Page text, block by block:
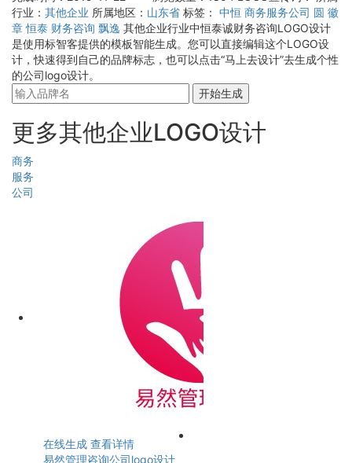
行业： 其他企业 所属地区： 山东省 标签： 中恒 商务服务公司 圆 徽
章 恒泰 财务咨询 飘逸 其他企业行业中恒泰诚财务咨询LOGO设计
是使用标智客提供的模板智能生成。您可以直接编辑这个LOGO设
计，快速得到自己的品牌标志，也可以点击“马上去设计”去生成个性
的公司logo设计。
开始生成
更多其他企业LOGO设计
商务
服务
公司
在线生成 查看详情
易然管理咨询公司logo设计